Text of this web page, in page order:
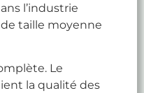
l’industrie
taille moyenne
Le
la qualité des